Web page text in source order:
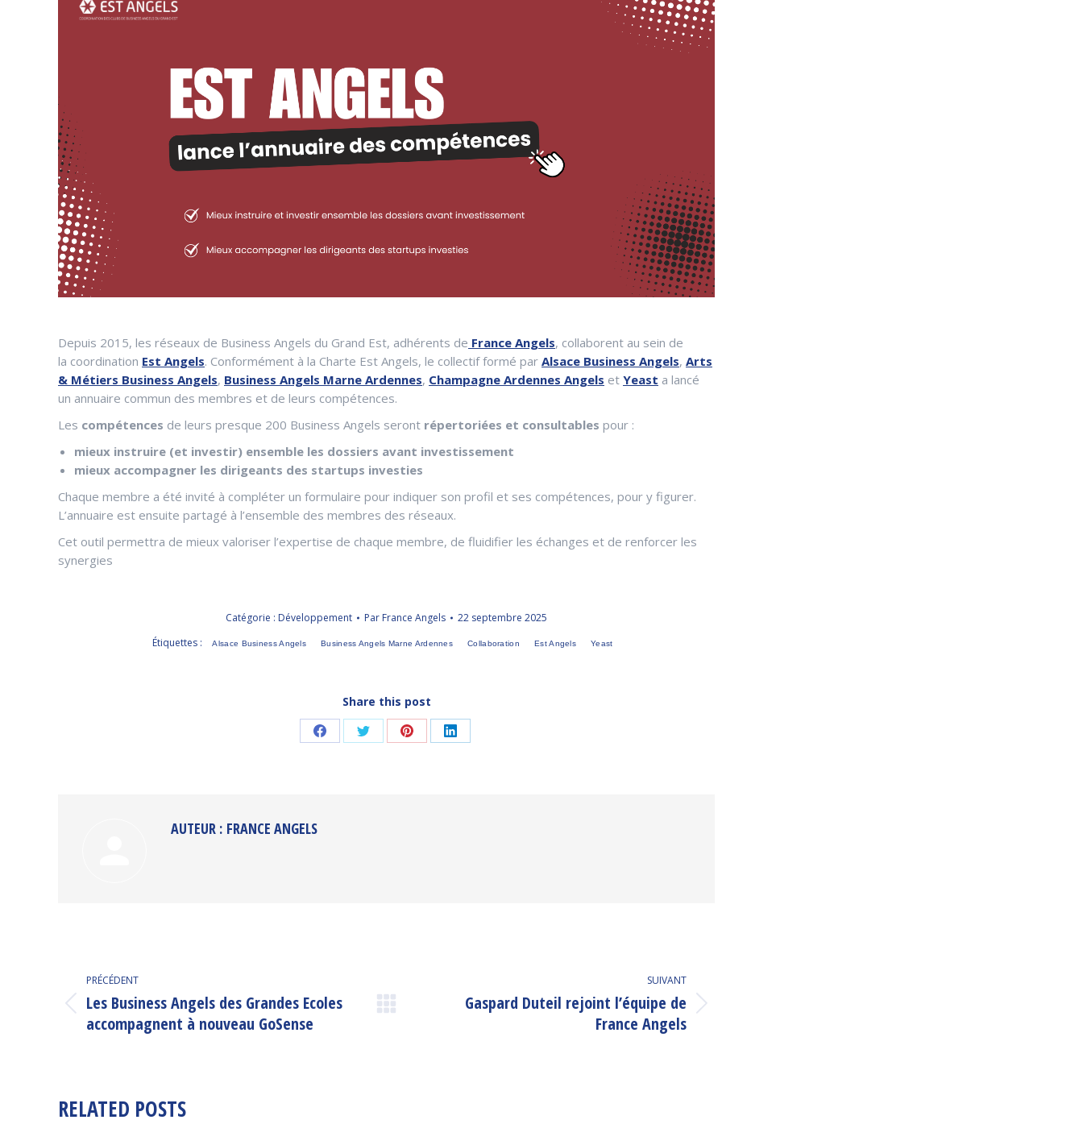
Depuis 2015, les réseaux de Business Angels du Grand Est, adhérents de France Angels, collaborent au sein de
la coordination Est Angels. Conformément à la Charte Est Angels, le collectif formé par Alsace Business Angels, Arts
& Métiers Business Angels, Business Angels Marne Ardennes, Champagne Ardennes Angels et Yeast a lancé
un annuaire commun des membres et de leurs compétences.
Les compétences de leurs presque 200 Business Angels seront répertoriées et consultables pour :
mieux instruire (et investir) ensemble les dossiers avant investissement
mieux accompagner les dirigeants des startups investies
Chaque membre a été invité à compléter un formulaire pour indiquer son profil et ses compétences, pour y figurer.
L’annuaire est ensuite partagé à l’ensemble des membres des réseaux.
Cet outil permettra de mieux valoriser l’expertise de chaque membre, de fluidifier les échanges et de renforcer les
synergies
Catégorie : Développement Par France Angels
22 septembre 2025
Étiquettes :
Alsace Business Angels Business Angels Marne Ardennes Collaboration Est Angels Yeast
Share this post
PartagerPartagerPartagerPartager
AUTEUR : FRANCE ANGELS
NAVIGATION
ARTICLE
PRÉCÉDENT
Article
précédent
Les Business Angels des Grandes Ecoles
accompagnent à nouveau GoSense
SUIVANT
Gaspard Duteil rejoint l’équipe de
France Angels
RELATED POSTS